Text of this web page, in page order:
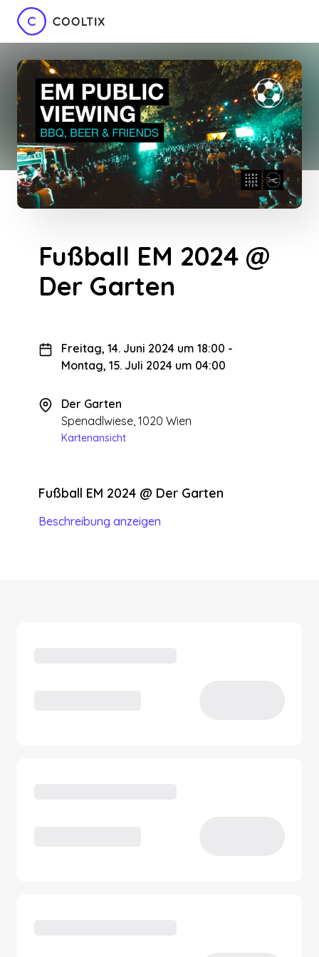
Fußball EM 2024 @
Der Garten
Freitag, 14. Juni 2024 um 18:00 -
Montag, 15. Juli 2024 um 04:00
Der Garten
Spenadlwiese, 1020 Wien
Kartenansicht
Fußball EM 2024 @ Der Garten
Beschreibung anzeigen